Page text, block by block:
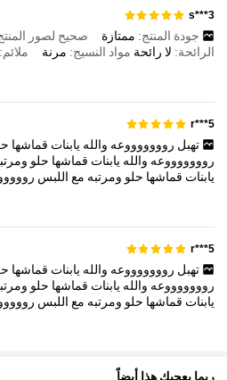
4.89
s***3
جودة المنتج: ممتازة صحيح لصور
الرائحة: لا رائحة مواد النسيج: مرنة ملائم:
r***5
تهبل روووووووعه والله يابنات قماشها
روووووووعه والله يابنات قماشها حلو
يابنات قماشها حلو ومرتبه مع اللبس
يابناتقماشهاحلوومرتبهمع
ومرتبه
مع اللبس
اللبسروووووووعه
r***5
تهبل روووووووعه والله يابنات قماشها
روووووووعه والله يابنات قماشها حلو
يابنات قماشها حلو ومرتبه مع اللبس
اللبس روووووووعه
ربما يعجبك هذا أيضاً